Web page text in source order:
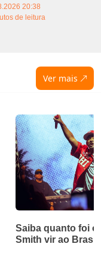
20:38
de leitura
Ver mais
Saiba quanto foi o
Smith vir ao Brasil